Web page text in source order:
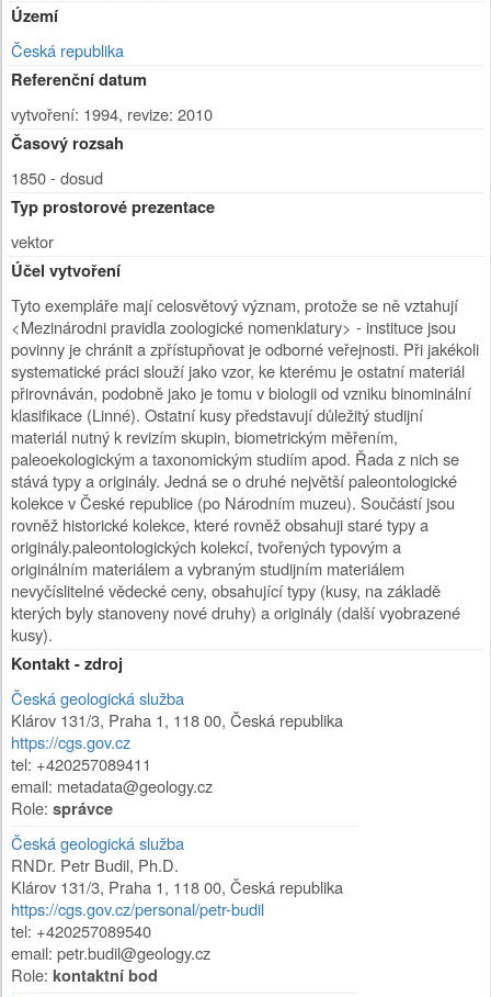
Území
Česká republika
Referenční datum
vytvoření: 1994, revize: 2010
Časový rozsah
1850 - dosud
Typ prostorové prezentace
vektor
Účel vytvoření
Tyto exempláře mají celosvětový význam, protože se ně vztahují
<Mezinárodni pravidla zoologické nomenklatury> - instituce jsou
povinny je chránit a zpřístupňovat je odborné veřejnosti. Při jakékoli
systematické práci slouží jako vzor, ke kterému je ostatní materiál
přirovnáván, podobně jako je tomu v biologii od vzniku binominální
klasifikace (Linné). Ostatní kusy představují důležitý studijní
materiál nutný k revizím skupin, biometrickým měřením,
paleoekologickým a taxonomickým studiím apod. Řada z nich se
stává typy a originály. Jedná se o druhé největší paleontologické
kolekce v České republice (po Národním muzeu). Součástí jsou
rovněž historické kolekce, které rovněž obsahuji staré typy a
originály.paleontologických kolekcí, tvořených typovým a
originálním materiálem a vybraným studijním materiálem
nevyčíslitelné vědecké ceny, obsahující typy (kusy, na základě
kterých byly stanoveny nové druhy) a originály (další vyobrazené
kusy).
Kontakt - zdroj
Česká geologická služba
Klárov 131/3, Praha 1, 118 00, Česká republika
https://cgs.gov.cz
tel: +420257089411
email: metadata@geology.cz
Role: správce
Česká geologická služba
RNDr. Petr Budil, Ph.D.
Klárov 131/3, Praha 1, 118 00, Česká republika
https://cgs.gov.cz/personal/petr-budil
tel: +420257089540
email: petr.budil@geology.cz
Role: kontaktní bod